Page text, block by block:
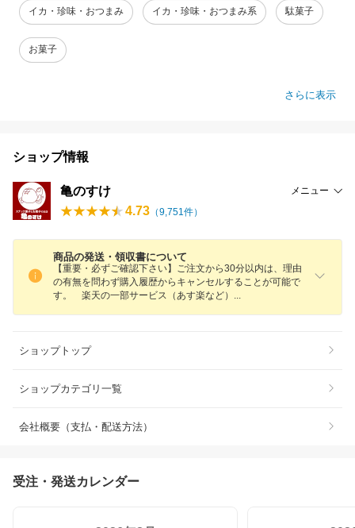
イカ・珍味・おつまみ イカ・珍味・おつまみ系 駄菓子
お菓子
さらに表示
ショップ情報
亀のすけ メニュー
4.73 （9,751 件）
商品の発送・領収書について
【重要・必ずご確認下さい】ご注文から30分以内は、理由
の有無を問わず購入履歴からキャンセルすることが可能で
す。 楽天の一部サービス（あす楽など）
ショップトップ
ショップカテゴリ一覧
会社概要（支払・配送方法）
受注・発送カレンダー